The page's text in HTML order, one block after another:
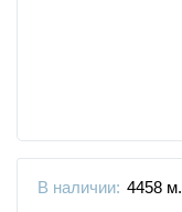
В наличии: 4458 м.